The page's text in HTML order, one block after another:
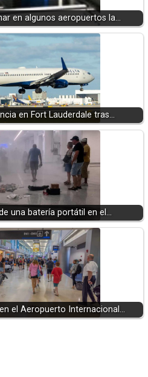
en algunos aeropuertos la…
en Fort Lauderdale tras…
una batería portátil en el…
el Aeropuerto Internacional…